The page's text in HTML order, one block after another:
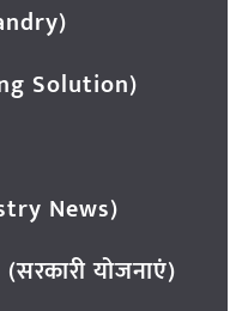
Solution)
News)
योजनाएं)